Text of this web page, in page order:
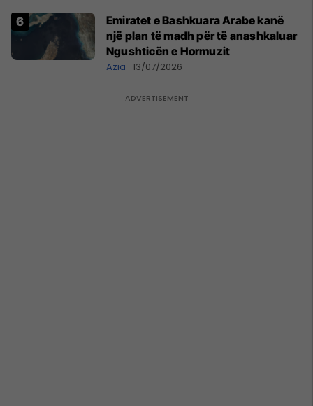
Emiratet e Bashkuara Arabe kanë
një plan të madh për të anashkaluar
Ngushticën e Hormuzit
Azia 13/07/2026